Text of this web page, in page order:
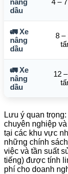
dầu
🚛 Xe
nâng
dầu
8 –
🚛 Xe
nâng
dầu
12
Lưu ý quan
chuyên nghiệp
tại các khu vực
những chính
việc và tần suất
tiếng) được tính
phí cho doanh